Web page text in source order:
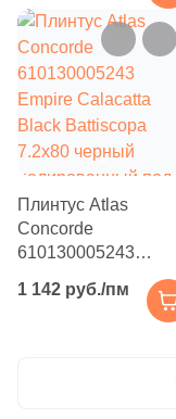
Розовый ( 7)
7)
Серый (7)
Синий (7)
Слоновая кость (
бежевый
полированный под
камень
Плинтус Atlas
Concorde
610130005243
Black Battiscopa
1 142 руб./пм